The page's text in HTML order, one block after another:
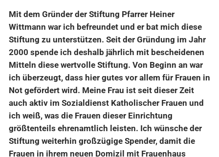
Mit dem Gründer der Stiftung Pfarrer Heiner
Wittmann war ich befreundet und er bat mich diese
Stiftung zu unterstützen. Seit der Gründung im Jahr
2000 spende ich deshalb jährlich mit bescheidenen
Mitteln diese wertvolle Stiftung. Von Beginn an war
ich überzeugt, dass hier gutes vor allem für Frauen in
Not gefördert wird. Meine Frau ist seit dieser Zeit
auch aktiv im Sozialdienst Katholischer Frauen und
ich weiß, was die Frauen dieser Einrichtung
größtenteils ehrenamtlich leisten. Ich wünsche der
Stiftung weiterhin großzügige Spender, damit die
Frauen in ihrem neuen Domizil mit Frauenhaus